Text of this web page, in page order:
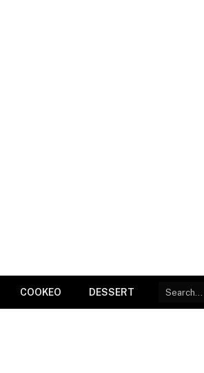
COOKEO DESSERT